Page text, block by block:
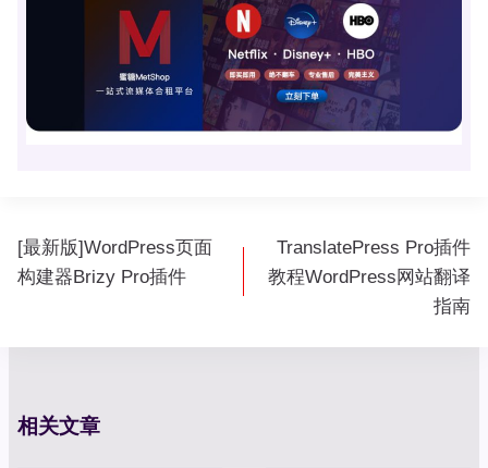
文
章
[最新版]WordPress页面
构建器Brizy Pro插件
TranslatePress Pro插件
教程WordPress网站翻译
指南
相关文章